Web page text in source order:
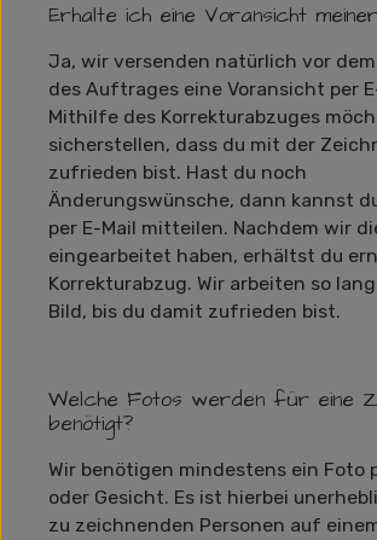
Erhalte ich eine Voransicht
Ja, wir versenden natürlich vor
des Auftrages eine Voransicht per
Mithilfe des Korrekturabzuges
sicherstellen, dass du mit der
zufrieden bist. Hast du noch
Änderungswünsche, dann kannst
per E-Mail mitteilen. Nachdem wir
eingearbeitet haben, erhältst du
Korrekturabzug. Wir arbeiten so
Bild, bis du damit zufrieden bist.
Welche Fotos werden für eine
benötigt?
Wir benötigen mindestens ein Foto
oder Gesicht. Es ist hierbei
zu zeichnenden Personen auf